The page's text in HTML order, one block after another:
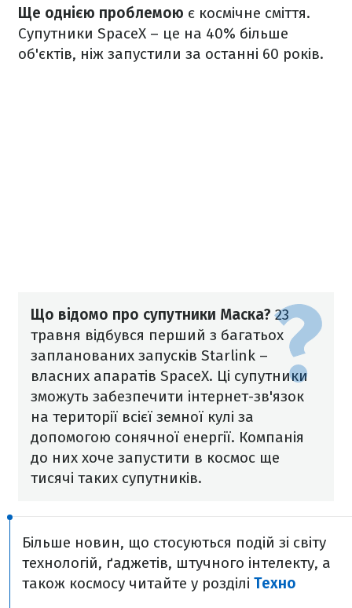
Ще однією проблемою є космічне сміття.
Супутники SpaceX – це на 40% більше
об'єктів, ніж запустили за останні 60 років.
Що відомо про супутники Маска? 23
травня відбувся перший з багатьох
запланованих запусків Starlink –
власних апаратів SpaceX. Ці супутники
зможуть забезпечити інтернет-зв'язок
на території всієї земної кулі за
допомогою сонячної енергії. Компанія
до них хоче запустити в космос ще
тисячі таких супутників.
Більше новин, що стосуються подій зі світу
технологій, ґаджетів, штучного інтелекту, а
також космосу читайте у розділі Техно